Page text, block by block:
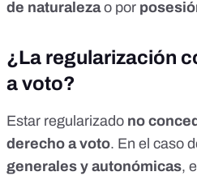
de naturaleza o por
¿La regularización
a voto?
Estar regularizado no
derecho a voto. En el caso
generales y autonómicas,